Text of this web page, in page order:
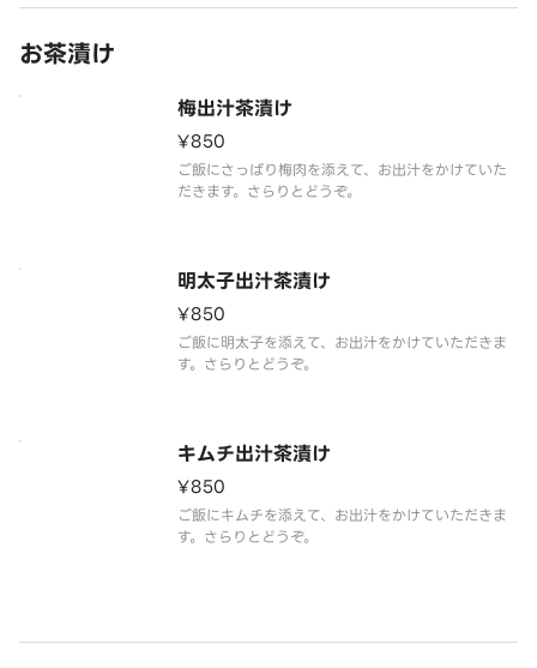
お茶漬け
梅出汁茶漬け
¥850
ご飯にさっぱり梅肉を添えて、お出汁をかけていた
だきます。さらりとどうぞ。
明太子出汁茶漬け
¥850
ご飯に明太子を添えて、お出汁をかけていただきま
す。さらりとどうぞ。
キムチ出汁茶漬け
¥850
ご飯にキムチを添えて、お出汁をかけていただきま
す。さらりとどうぞ。